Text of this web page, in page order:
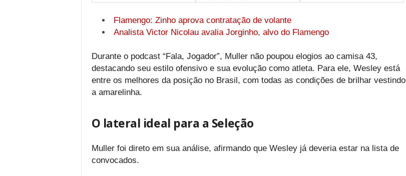
Flamengo: Zinho aprova contratação de volante
Analista Victor Nicolau avalia Jorginho, alvo do Flamengo
Durante o podcast “Fala, Jogador”, Muller não poupou elogios ao camisa 43,
destacando seu estilo ofensivo e sua evolução como atleta. Para ele, Wesley está
entre os melhores da posição no Brasil, com todas as condições de brilhar vestindo
a amarelinha.
O lateral ideal para a Seleção
Muller foi direto em sua análise, afirmando que Wesley já deveria estar na lista de
convocados.